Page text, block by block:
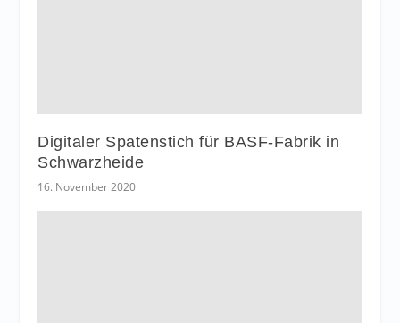
Digitaler Spatenstich für BASF-Fabrik in
Schwarzheide
16. November 2020